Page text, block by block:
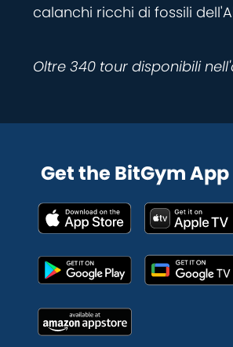
calanchi ricchi di fossili
Oltre 340 tour disponibili
Get the BitGym App